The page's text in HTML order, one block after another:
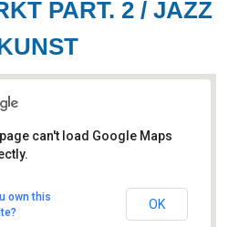
PART. 2 / JAZZ
can't load Google Maps
own this
OK